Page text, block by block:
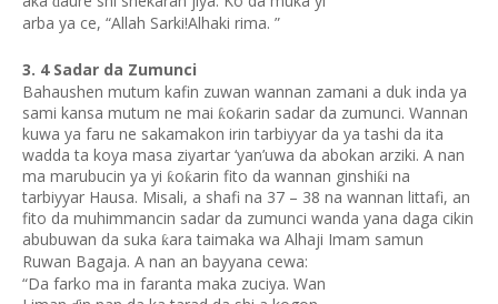
arba ya ce, “Allah Sarki!Alhaki rima. ”
3. 4 Sadar da Zumunci
Bahaushen mutum kafin zuwan wannan zamani a duk inda ya
sami kansa mutum ne mai ƙoƙarin sadar da zumunci. Wannan
kuwa ya faru ne sakamakon irin tarbiyyar da ya tashi da ita
wadda ta koya masa ziyartar ‘yan’uwa da abokan arziki. A nan
ma marubucin ya yi ƙoƙarin fito da wannan ginshiƙi na
tarbiyyar Hausa. Misali, a shafi na 37 – 38 na wannan littafi, an
fito da muhimmancin sadar da zumunci wanda yana daga cikin
abubuwan da suka ƙara taimaka wa Alhaji Imam samun
Ruwan Bagaja. A nan an bayyana cewa:
“Da farko ma in faranta maka zuciya. Wan